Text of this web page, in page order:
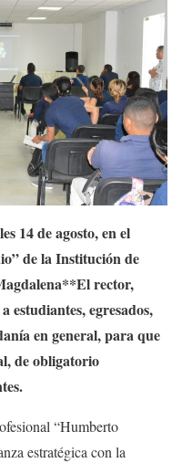
14 de agosto, en el
de la Institución de
rector,
estudiantes, egresados,
en general, para que
de obligatorio
“Humberto
estratégica con la